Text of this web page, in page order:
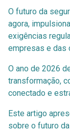
O futuro da
agora,
exigências
empresas e das
O ano de 2026
transformação,
conectado e
Este artigo
sobre o futuro